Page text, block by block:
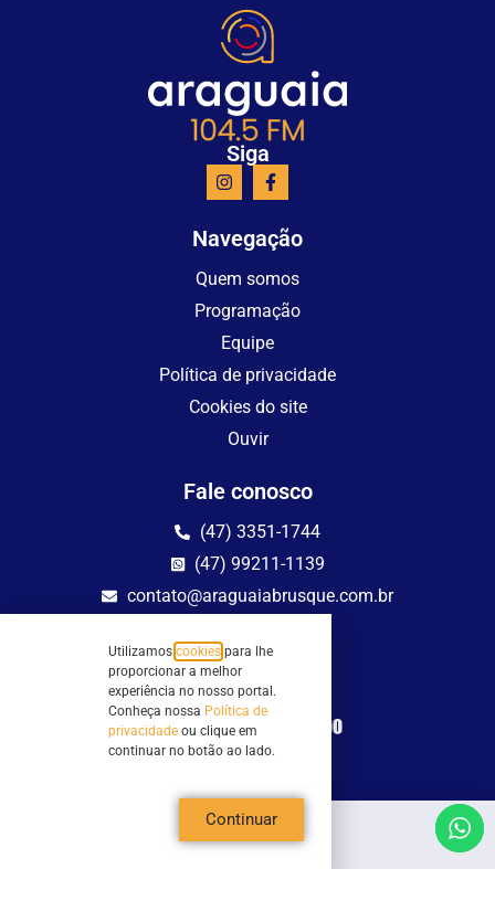
Siga
Navegação
Quem somos
Programação
Equipe
Política de privacidade
Cookies do site
Ouvir
Fale conosco
(47) 3351-1744
(47) 99211-1139
contato@araguaiabrusque.com.br
Site seguro
Todos os direitos reservados - Sociedade Rádio Araguaia de Brusque Ltda -
Utilizamos cookies para lhe
proporcionar a melhor
experiência no nosso portal.
Conheça nossa Política de
privacidade ou clique em
continuar no botão ao lado.
Continuar